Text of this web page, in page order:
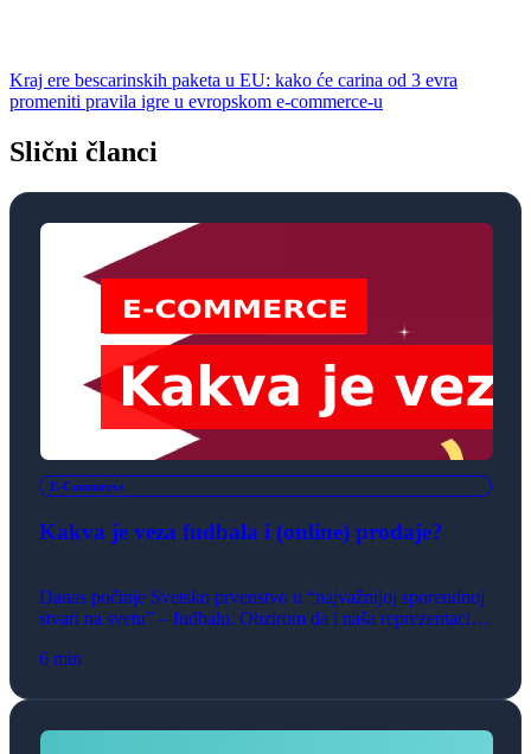
Kraj ere bescarinskih paketa u EU: kako će carina od 3 evra
promeniti pravila igre u evropskom e-commerce-u
Slični članci
E-Commerce
Kakva je veza fudbala i (online) prodaje?
Danas počinje Svetsko prvenstvo u “najvažnijoj sporendnoj
stvari na svetu” – fudbalu. Obzirom da i naša reprezentacije
reprezentacija sveta, odgovor na pitanje iz naslova bi bilo –
6 min